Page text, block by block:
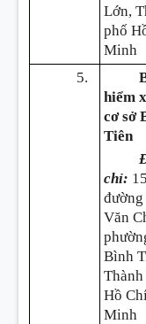
Lớn,
phố
Minh
5.
hiểm
cơ sở
Tiên
chỉ:
đường
Văn
Bình
Hồ
Minh